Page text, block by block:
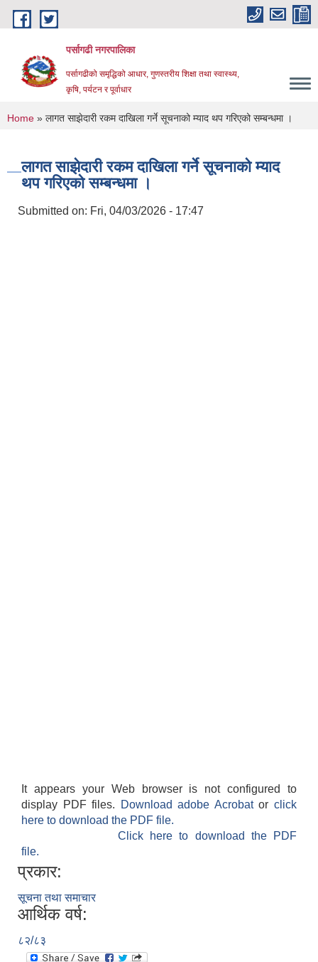
Skip to main content
पर्सागढी नगरपालिका
पर्सागढीको समृद्धिको आधार, गुणस्तरीय शिक्षा तथा स्वास्थ्य,
कृषि, पर्यटन र पूर्वाधार
You are here
Home » लागत साझेदारी रकम दाखिला गर्ने सूचनाको म्याद थप गरिएको सम्बन्धमा ।
लागत साझेदारी रकम दाखिला गर्ने सूचनाको म्याद
थप गरिएको सम्बन्धमा ।
Submitted on: Fri, 04/03/2026 - 17:47
It appears your Web browser is not configured to
display PDF files.
Download adobe Acrobatorclick
here to download the PDF file.
Click here to download the PDF
file.
प्रकार:
सूचना तथा समाचार
आर्थिक वर्ष:
८२/८३